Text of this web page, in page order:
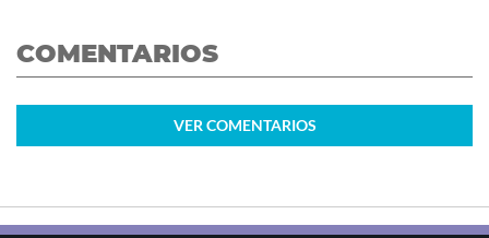
COMENTARIOS
VER COMENTARIOS